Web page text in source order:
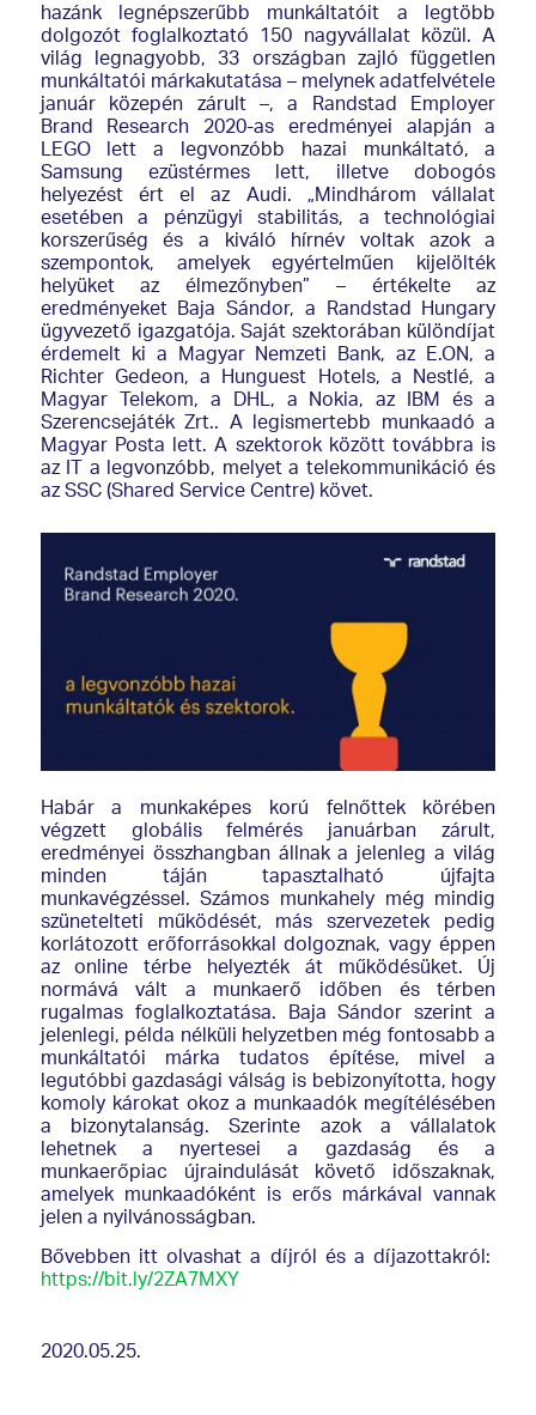
hazánk legnépszerűbb munkáltatóit a legtöbb
dolgozót foglalkoztató 150 nagyvállalat közül. A
világ legnagyobb, 33 országban zajló független
munkáltatói márkakutatása – melynek adatfelvétele
január közepén zárult –, a Randstad Employer
Brand Research 2020-as eredményei alapján a
LEGO lett a legvonzóbb hazai munkáltató, a
Samsung ezüstérmes lett, illetve dobogós
helyezést ért el az Audi. „Mindhárom vállalat
esetében a pénzügyi stabilitás, a technológiai
korszerűség és a kiváló hírnév voltak azok a
szempontok, amelyek egyértelműen kijelölték
helyüket az élmezőnyben” – értékelte az
eredményeket Baja Sándor, a Randstad Hungary
ügyvezető igazgatója. Saját szektorában különdíjat
érdemelt ki a Magyar Nemzeti Bank, az E.ON, a
Richter Gedeon, a Hunguest Hotels, a Nestlé, a
Magyar Telekom, a DHL, a Nokia, az IBM és a
Szerencsejáték Zrt.. A legismertebb munkaadó a
Magyar Posta lett. A szektorok között továbbra is
az IT a legvonzóbb, melyet a telekommunikáció és
az SSC (Shared Service Centre) követ.
Habár a munkaképes korú felnőttek körében
végzett globális felmérés januárban zárult,
eredményei összhangban állnak a jelenleg a világ
minden táján tapasztalható újfajta
munkavégzéssel. Számos munkahely még mindig
szünetelteti működését, más szervezetek pedig
korlátozott erőforrásokkal dolgoznak, vagy éppen
az online térbe helyezték át működésüket. Új
normává vált a munkaerő időben és térben
rugalmas foglalkoztatása. Baja Sándor szerint a
jelenlegi, példa nélküli helyzetben még fontosabb a
munkáltatói márka tudatos építése, mivel a
legutóbbi gazdasági válság is bebizonyította, hogy
komoly károkat okoz a munkaadók megítélésében
a bizonytalanság. Szerinte azok a vállalatok
lehetnek a nyertesei a gazdaság és a
munkaerőpiac újraindulását követő időszaknak,
amelyek munkaadóként is erős márkával vannak
jelen a nyilvánosságban.
Bővebben itt olvashat a díjról és a díjazottakról:
https://bit.ly/2ZA7MXY
2020.05.25.